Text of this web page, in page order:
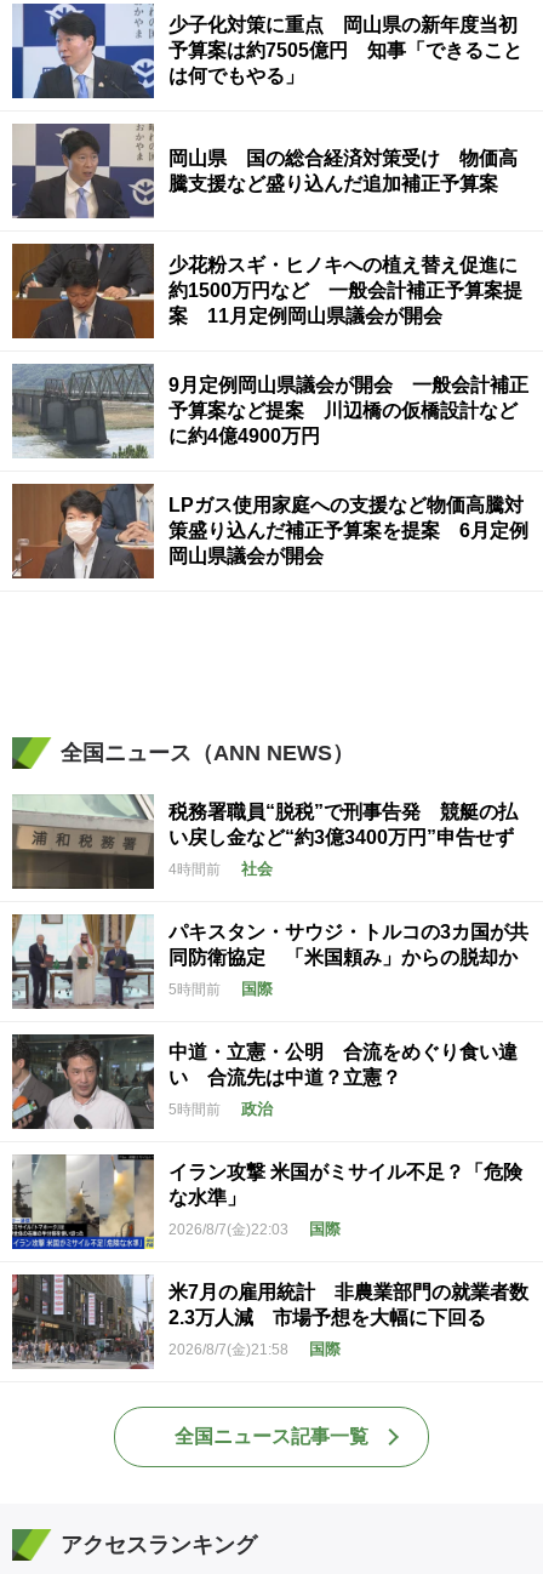
少子化対策に重点 岡山県の新年度当初
予算案は約7505億円 知事「できること
は何でもやる」
岡山県 国の総合経済対策受け 物価高
騰支援など盛り込んだ追加補正予算案
少花粉スギ・ヒノキへの植え替え促進に
約1500万円など 一般会計補正予算案提
案 11月定例岡山県議会が開会
9月定例岡山県議会が開会 一般会計補正
予算案など提案 川辺橋の仮橋設計など
に約4億4900万円
LPガス使用家庭への支援など物価高騰対
策盛り込んだ補正予算案を提案 6月定例
岡山県議会が開会
全国ニュース（ANN NEWS）
税務署職員“脱税”で刑事告発 競艇の払
い戻し金など“約3億3400万円”申告せず
4時間前 社会
パキスタン・サウジ・トルコの3カ国が共
同防衛協定 「米国頼み」からの脱却か
5時間前 国際
中道・立憲・公明 合流をめぐり食い違
い 合流先は中道？立憲？
5時間前 政治
イラン攻撃 米国がミサイル不足？「危険
な水準」
2026/8/7(金)22:03 国際
米7月の雇用統計 非農業部門の就業者数
2.3万人減 市場予想を大幅に下回る
2026/8/7(金)21:58 国際
全国ニュース記事一覧
アクセスランキング